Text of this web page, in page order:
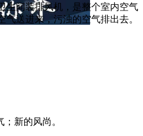
生间装排风机，是整个室内空气
送进来，污浊的空气排出去。
新的风尚。